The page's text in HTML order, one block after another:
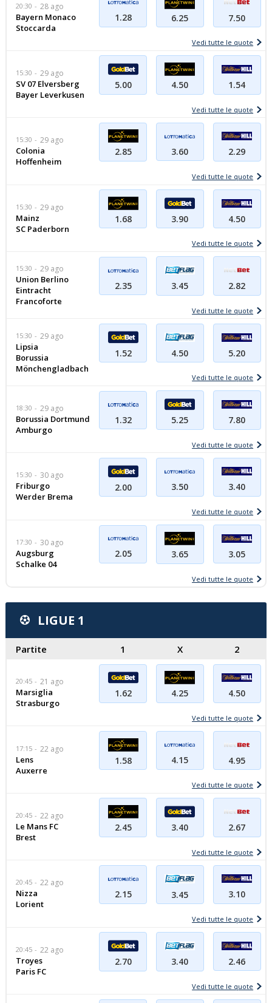
20:30 28 ago
Bayern Monaco
Stoccarda
1.28 6.25 7.50
Vedi tutte le quote
15:30 29 ago
SV 07 Elversberg
Bayer Leverkusen
5.00 4.50 1.54
Vedi tutte le quote
15:30 29 ago
Colonia
Hoffenheim
2.85 3.60 2.29
Vedi tutte le quote
15:30 29 ago
Mainz
SC Paderborn
1.68 3.90 4.50
Vedi tutte le quote
15:30 29 ago
Union Berlino
Eintracht
Francoforte
2.35 3.45 2.82
Vedi tutte le quote
15:30 29 ago
Lipsia
Borussia
Mönchengladbach
1.52 4.50 5.20
Vedi tutte le quote
18:30 29 ago
Borussia Dortmund
Amburgo
1.32 5.25 7.80
Vedi tutte le quote
15:30 30 ago
Friburgo
Werder Brema
2.00 3.50 3.40
Vedi tutte le quote
17:30 30 ago
Augsburg
Schalke 04
2.05 3.65 3.05
Vedi tutte le quote
LIGUE 1
Partite 1 X 2
20:45 21 ago
Marsiglia
Strasburgo
1.62 4.25 4.50
Vedi tutte le quote
17:15 22 ago
Lens
Auxerre
1.58 4.15 4.95
Vedi tutte le quote
20:45 22 ago
Le Mans FC
Brest
2.45 3.40 2.67
Vedi tutte le quote
20:45 22 ago
Nizza
Lorient
2.15 3.45 3.10
Vedi tutte le quote
20:45 22 ago
Troyes
Paris FC
2.70 3.40 2.46
Vedi tutte le quote